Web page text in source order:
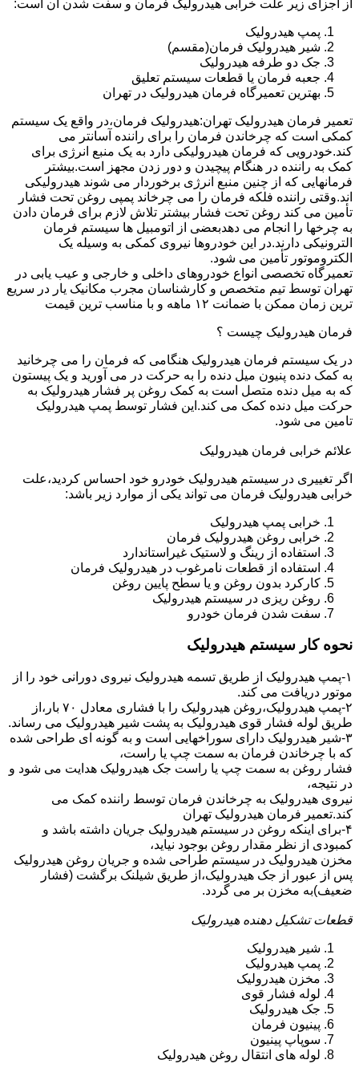
از اجزای زیر علت خرابی هیدرولیک فرمان و سفت شدن آن است:
پمپ هیدرولیک
شیر هیدرولیک فرمان(مقسم)
جک دو طرفه هیدرولیک
جعبه فرمان یا قطعات سیستم تعلیق
بهترین تعمیرگاه فرمان هیدرولیک در تهران
تعمیر فرمان هیدرولیک تهران:هیدرولیک فرمان،در واقع یک سیستم
کمکی است که چرخاندن فرمان را برای راننده آسانتر می
کند.خودرویی که فرمان هیدرولیکی دارد به یک منبع انرژی برای
کمک به راننده در هنگام پیچیدن و دور زدن مجهز است.بیشتر
فرمانهایی که از چنین منبع انرژی برخوردار می شوند هیدرولیکی
اند.وقتی راننده فلکه فرمان را می چرخاند پمپی روغن تحت فشار
تأمین می کند روغن تحت فشار بیشتر تلاش لازم برای فرمان دادن
به چرخها را انجام می دهدبعضی از اتومبیل ها سیستم فرمان
الترونیکی دارند.در این خودروها نیروی کمکی به وسیله یک
الکتروموتور تأمین می شود.
تعمیرگاه تخصصی انواع خودروهای داخلی و خارجی و عیب یابی در
تهران توسط تیم متخصص و کارشناسان مجرب مکانیک یار در سریع
ترین زمان ممکن با ضمانت ۱۲ ماهه و با مناسب ترین قیمت
فرمان هیدرولیک چیست ؟
در یک سیستم فرمان هیدرولیک هنگامی که فرمان را می چرخانید
به کمک دنده پنیون میل دنده را به حرکت در می آورید و یک پیستون
که به میل دنده متصل است به کمک روغن پر فشار هیدرولیک به
حرکت میل دنده کمک می کند.این فشار توسط پمپ هیدرولیک
تامین می شود.
علائم خرابی فرمان هیدرولیک
اگر تغییری در سیستم هیدرولیک خودرو خود احساس کردید،علت
خرابی هیدرولیک فرمان می تواند یکی از موارد زیر باشد:
خرابی پمپ هیدرولیک
خرابی روغن هیدرولیک فرمان
استفاده از رینگ و لاستیک غیراستاندارد
استفاده از قطعات نامرغوب در هیدرولیک فرمان
کارکرد بدون روغن و یا سطح پایین روغن
روغن ریزی در سیستم هیدرولیک
سفت شدن فرمان خودرو
نحوه کار سیستم هیدرولیک
۱-پمپ هیدرولیک از طریق تسمه هیدرولیک نیروی دورانی خود را از
موتور دریافت می کند.
۲-پمپ هیدرولیک،روغن هیدرولیک را با فشاری معادل ۷۰ بار،از
طریق لوله فشار قوی هیدرولیک به پشت شیر هیدرولیک می رساند.
۳-شیر هیدرولیک دارای سوراخهایی است و به گونه ای طراحی شده
که با چرخاندن فرمان به سمت چپ یا راست،
فشار روغن به سمت چپ یا راست جک هیدرولیک هدایت می شود و
در نتیجه،
نیروی هیدرولیک به چرخاندن فرمان توسط راننده کمک می
کند.تعمیر فرمان هیدرولیک تهران
۴-برای اینکه روغن در سیستم هیدرولیک جریان داشته باشد و
کمبودی از نظر مقدار روغن بوجود نیاید،
مخزن هیدرولیک در سیستم طراحی شده و جریان روغن هیدرولیک
پس از عبور از جک هیدرولیک،از طریق شیلنک برگشت (فشار
ضعیف)به مخزن بر می گردد.
قطعات تشکیل دهنده هیدرولیک
شیر هیدرولیک
پمپ هیدرولیک
مخزن هیدرولیک
لوله فشار قوی
جک هیدرولیک
پینیون فرمان
سوپاپ پینیون
لوله های انتقال روغن هیدرولیک